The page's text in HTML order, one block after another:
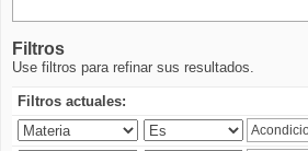
Filtros
Use filtros para refinar sus resultados.
Filtros actuales: